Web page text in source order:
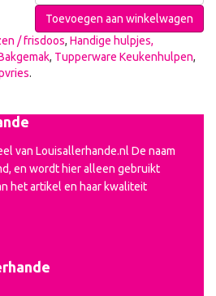
Toevoegen aan winkelwagen
/ frisdoos, Handige hulpjes,
, Tupperware Keukenhulpen,
.
van Louisallerhande.nl De naam
en wordt hier alleen gebruikt
het artikel en haar kwaliteit